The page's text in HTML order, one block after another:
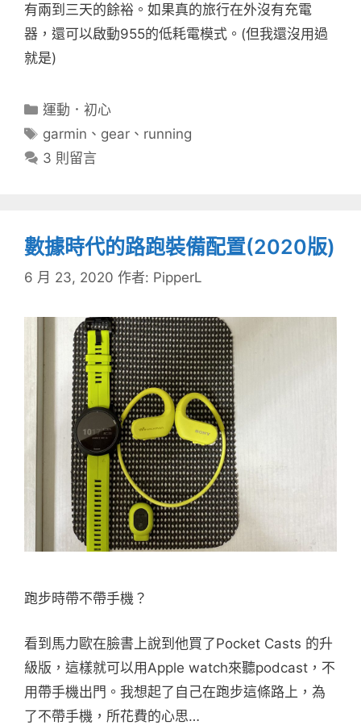
有兩到三天的餘裕。如果真的旅行在外沒有充電
器，還可以啟動955的低耗電模式。(但我還沒用過
就是)
分
運動．初心
標
籤
garmin 、 gear 、 running
3 則留言
數據時代的路跑裝備配置(2020版)
6 月 23, 2020 作者: PipperL
跑步時帶不帶手機？
看到馬力歐在臉書上說到他買了Pocket Casts 的升
級版，這樣就可以用Apple watch來聽podcast，不
用帶手機出門。我想起了自己在跑步這條路上，為
了不帶手機，所花費的心思…